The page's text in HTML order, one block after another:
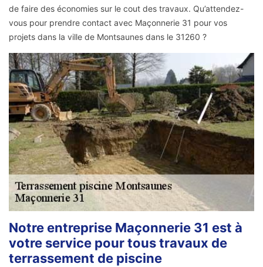
de faire des économies sur le cout des travaux. Qu’attendez-
vous pour prendre contact avec Maçonnerie 31 pour vos
projets dans la ville de Montsaunes dans le 31260 ?
Notre entreprise Maçonnerie 31 est à
votre service pour tous travaux de
terrassement de piscine